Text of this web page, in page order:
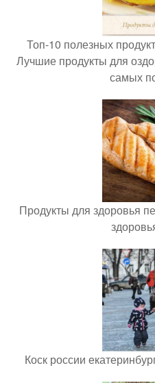
Топ-10 полезных
Лучшие продукты для
самых
Продукты для здоровья
Коск россии